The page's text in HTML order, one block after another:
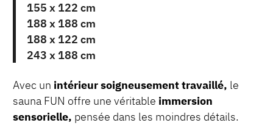
155 x 122 cm
188 x 188 cm
188 x 122 cm
243 x 188 cm
Avec un intérieur soigneusement travaillé, le
sauna FUN offre une véritable immersion
sensorielle, pensée dans les moindres détails.